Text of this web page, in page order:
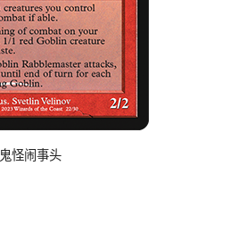
鬼怪闹事头